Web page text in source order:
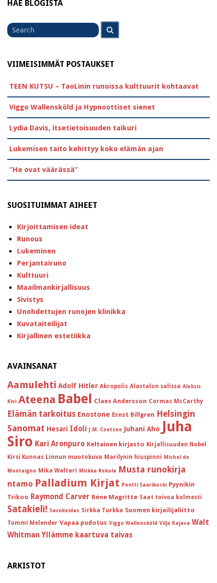
HAE BLOGISTA
Search
for
VIIMEISIMMÄT POSTAUKSET
TEEN KUTSU – TaoLinin runoissa kulttuurit kohtaavat
Viggo Wallensköld ja Hypnoottiset sienet
Lydia Davis, itsetietoisuuden taikuri
Lukemisen taito kehittyy koko elämän ajan
”He ovat väärässä”
SUOSITUIMMAT AIHEET
Kirjoittamisen ideat
Runous
Lukeminen
Perjantairuno
Kulttuuri
Maailmankirjallisuus
Sivistys
Unohdettujen runojen klinikka
Kuvataiteilijat
Kirjallinen estetiikka
AVAINSANAT
Aamulehti Adolf Hitler Akropolis Alastalon salissa Aleksis
Kivi Ateena Babel Claes Andersson Cormac McCarthy
Elämän tarkoitus Enostone Ernst Billgren Helsingin
Sanomat Hesari Idoli J.M. Coetzee Juhani Aho Juha
Siro Kari Aronpuro Keltainen kirjasto Kirjallisuuden Nobel
Kirsi Kunnas Linnun muotokuva Marilynin hiuspinni Michel de
Montaigne Mika Waltari Mirkka Rekola Musta runokirja
ntamo Palladium Kirjat Pentti Saarikoski Pyynikin
Trikoo Raymond Carver Réne Magritte Saat toivoa kolmesti
Satakieli! Savukeidas Sirkka Turkka Suomen kirjailijaliitto
Tommi Melender Vapaa pudotus Viggo Wallensköld Viljo Kajava Walt
Whitman Yllämme kaartuva taivas
ARKISTOT